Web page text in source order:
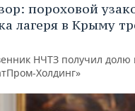
пороховой
лагеря в Крыму
НЧТЗ получил долю
Холдинг»